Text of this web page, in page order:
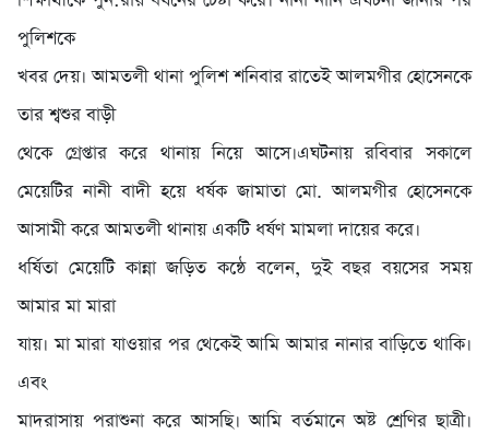
পুলিশকে
খবর দেয়। আমতলী থানা পুলিশ শনিবার রাতেই আলমগীর হোসেনকে
তার শ্বশুর বাড়ী
থেকে গ্রেপ্তার করে থানায় নিয়ে আসে।এঘটনায় রবিবার সকালে
মেয়েটির নানী বাদী হয়ে ধর্ষক জামাতা মো. আলমগীর হোসেনকে
আসামী করে আমতলী থানায় একটি ধর্ষণ মামলা দায়ের করে।
ধর্ষিতা মেয়েটি কান্না জড়িত কন্ঠে বলেন, দুই বছর বয়সের সময়
আমার মা মারা
যায়। মা মারা যাওয়ার পর থেকেই আমি আমার নানার বাড়িতে থাকি।
এবং
মাদরাসায় পরাশুনা করে আসছি। আমি বর্তমানে অষ্ট শ্রেণির ছাত্রী।